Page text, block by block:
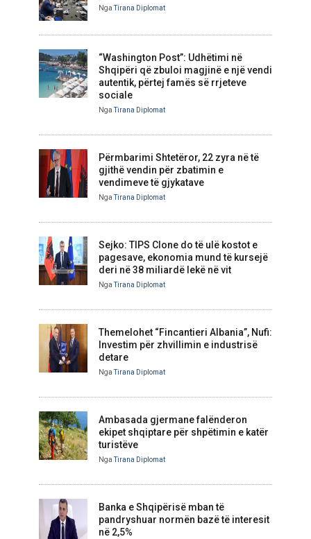
Nga Tirana Diplomat
“Washington Post”: Udhëtimi në
Shqipëri që zbuloi magjinë e një vendi
autentik, përtej famës së rrjeteve
sociale
Nga Tirana Diplomat
Përmbarimi Shtetëror, 22 zyra në të
gjithë vendin për zbatimin e
vendimeve të gjykatave
Nga Tirana Diplomat
Sejko: TIPS Clone do të ulë kostot e
pagesave, ekonomia mund të kursejë
deri në 38 miliardë lekë në vit
Nga Tirana Diplomat
Themelohet “Fincantieri Albania”, Nufi:
Investim për zhvillimin e industrisë
detare
Nga Tirana Diplomat
Ambasada gjermane falënderon
ekipet shqiptare për shpëtimin e katër
turistëve
Nga Tirana Diplomat
Banka e Shqipërisë mban të
pandryshuar normën bazë të interesit
në 2,5%